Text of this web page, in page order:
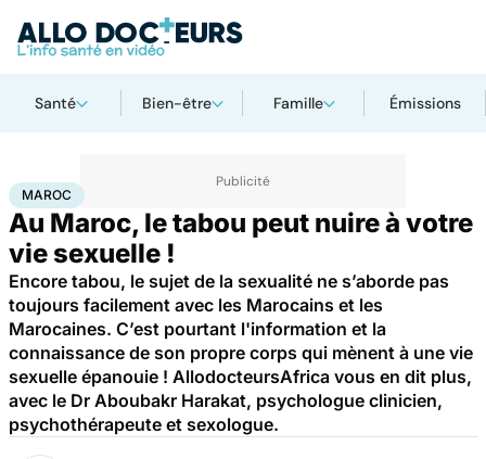
Santé Bien-être Famille Émissions
AccueilBien-être
MAROC
Au Maroc, le tabou peut nuire à votre
vie sexuelle !
Encore tabou, le sujet de la sexualité ne s’aborde pas
toujours facilement avec les Marocains et les
Marocaines. C’est pourtant l'information et la
connaissance de son propre corps qui mènent à une vie
sexuelle épanouie ! AllodocteursAfrica vous en dit plus,
avec le Dr Aboubakr Harakat, psychologue clinicien,
psychothérapeute et sexologue.